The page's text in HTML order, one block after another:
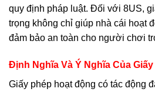
quy định pháp luật. Đối với 8US,
trọng không chỉ giúp nhà cái hoạt
đảm bảo an toàn cho người chơi
Định Nghĩa Và Ý Nghĩa Của
Giấy phép hoạt động có tác động